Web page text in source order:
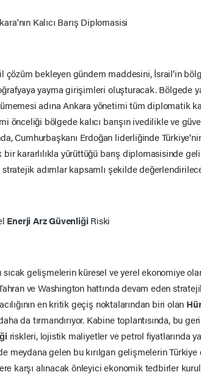
Kalıcı Barış Diplomasisi
çözüm bekleyen gündem maddesini, İsrail'in
yayma girişimleri oluşturacak. Bölgede
adına Ankara yönetimi tüm diplomatik
önceliği bölgede kalıcı barışın ivedilikle ve
Cumhurbaşkanı Erdoğan liderliğinde
kararlılıkla yürüttüğü barış diplomasisinde
adımlar kapsamlı şekilde
Enerji Arz GüvenliğiRiski
gelişmelerin küresel ve yerel ekonomiye
ve Washington hattında devam eden
en kritik geçiş noktalarından biri olan
da tırmandırıyor. Kabine toplantısında, bu
riskleri, lojistik maliyetler ve petrol fiyatlarında
meydana gelen bu kırılgan gelişmelerin Türkiye
karşı alınacak önleyici ekonomik tedbirler